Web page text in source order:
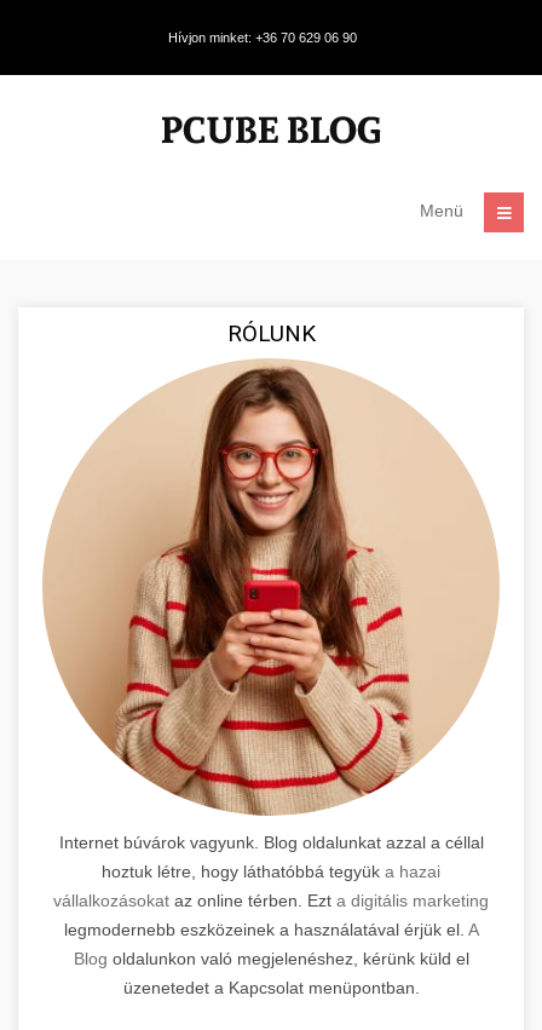
Hívjon minket: +36 70 629 06 90
Menü
RÓLUNK
Internet búvárok vagyunk. Blog oldalunkat azzal a céllal
hoztuk létre, hogy láthatóbbá tegyük a hazai
vállalkozásokat az online térben. Ezt a digitális marketing
legmodernebb eszközeinek a használatával érjük el. A
Blog oldalunkon való megjelenéshez, kérünk küld el
üzenetedet a Kapcsolat menüpontban.